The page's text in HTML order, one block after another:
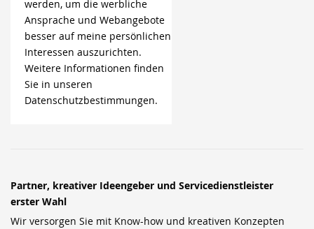
werden, um die werbliche
Ansprache und Webangebote
besser auf meine persönlichen
Interessen auszurichten.
Weitere Informationen finden
Sie in unseren
Datenschutzbestimmungen.
Partner, kreativer Ideengeber und Servicedienstleister
erster Wahl
Wir versorgen Sie mit Know-how und kreativen Konzepten